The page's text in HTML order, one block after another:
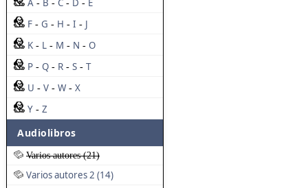
A - B - C - D - E
F - G - H - I - J
K - L - M - N - O
P - Q - R - S - T
U - V - W - X
Y - Z
Audiolibros
Varios autores (21)
Varios autores 2 (14)